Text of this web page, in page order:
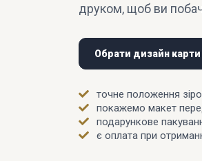
друком, щоб ви
Обрати дизайн карти
точне положення
покажемо макет
подарункове
є оплата при